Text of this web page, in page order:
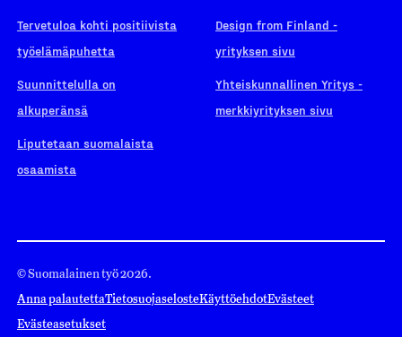
Tervetuloa kohti positiivista
työelämäpuhetta
Suunnittelulla on
alkuperänsä
Liputetaan suomalaista
osaamista
Design from Finland -
yrityksen sivu
Yhteiskunnallinen Yritys -
merkkiyrityksen sivu
© Suomalainen työ 2026.
Anna palautettaTietosuojaselosteKäyttöehdotEvästeet
Evästeasetukset